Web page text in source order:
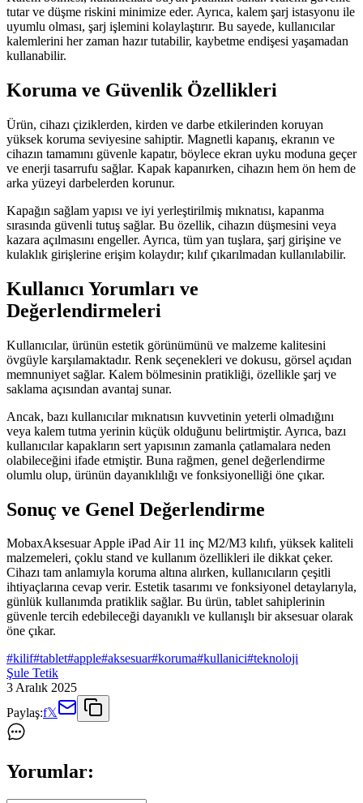
tutar ve düşme riskini minimize eder. Ayrıca, kalem şarj istasyonu ile
uyumlu olması, şarj işlemini kolaylaştırır. Bu sayede, kullanıcılar
kalemlerini her zaman hazır tutabilir, kaybetme endişesi yaşamadan
kullanabilir.
Koruma ve Güvenlik Özellikleri
Ürün, cihazı çiziklerden, kirden ve darbe etkilerinden koruyan
yüksek koruma seviyesine sahiptir. Magnetli kapanış, ekranın ve
cihazın tamamını güvenle kapatır, böylece ekran uyku moduna geçer
ve enerji tasarrufu sağlar. Kapak kapanırken, cihazın hem ön hem de
arka yüzeyi darbelerden korunur.
Kapağın sağlam yapısı ve iyi yerleştirilmiş mıknatısı, kapanma
sırasında güvenli tutuş sağlar. Bu özellik, cihazın düşmesini veya
kazara açılmasını engeller. Ayrıca, tüm yan tuşlara, şarj girişine ve
kulaklık girişlerine erişim kolaydır; kılıf çıkarılmadan kullanılabilir.
Kullanıcı Yorumları ve
Değerlendirmeleri
Kullanıcılar, ürünün estetik görünümünü ve malzeme kalitesini
övgüyle karşılamaktadır. Renk seçenekleri ve dokusu, görsel açıdan
memnuniyet sağlar. Kalem bölmesinin pratikliği, özellikle şarj ve
saklama açısından avantaj sunar.
Ancak, bazı kullanıcılar mıknatısın kuvvetinin yeterli olmadığını
veya kalem tutma yerinin küçük olduğunu belirtmiştir. Ayrıca, bazı
kullanıcılar kapakların sert yapısının zamanla çatlamalara neden
olabileceğini ifade etmiştir. Buna rağmen, genel değerlendirme
olumlu olup, ürünün dayanıklılığı ve fonksiyonelliği öne çıkar.
Sonuç ve Genel Değerlendirme
MobaxAksesuar Apple iPad Air 11 inç M2/M3 kılıfı, yüksek kaliteli
malzemeleri, çoklu stand ve kullanım özellikleri ile dikkat çeker.
Cihazı tam anlamıyla koruma altına alırken, kullanıcıların çeşitli
ihtiyaçlarına cevap verir. Estetik tasarımı ve fonksiyonel detaylarıyla,
günlük kullanımda pratiklik sağlar. Bu ürün, tablet sahiplerinin
güvenle tercih edebileceği dayanıklı ve kullanışlı bir aksesuar olarak
öne çıkar.
#kilif#tablet#apple#aksesuar#koruma#kullanici#teknoloji
Şule Tetik
3 Aralık 2025
Paylaş:f𝕏
Yorumlar: